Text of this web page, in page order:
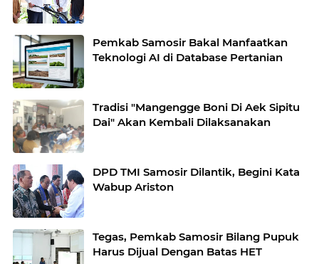
Pemkab Samosir Bakal Manfaatkan
Teknologi AI di Database Pertanian
Tradisi "Mangengge Boni Di Aek Sipitu
Dai" Akan Kembali Dilaksanakan
DPD TMI Samosir Dilantik, Begini Kata
Wabup Ariston
Tegas, Pemkab Samosir Bilang Pupuk
Harus Dijual Dengan Batas HET